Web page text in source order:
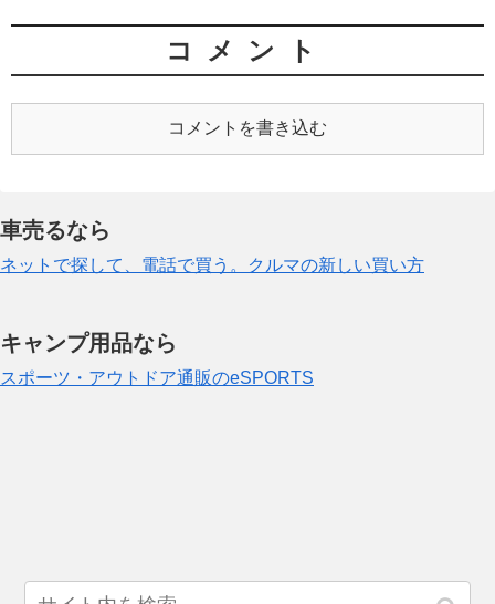
コメント
コメントを書き込む
車売るなら
ネットで探して、電話で買う。クルマの新しい買い方
キャンプ用品なら
スポーツ・アウトドア通販のeSPORTS